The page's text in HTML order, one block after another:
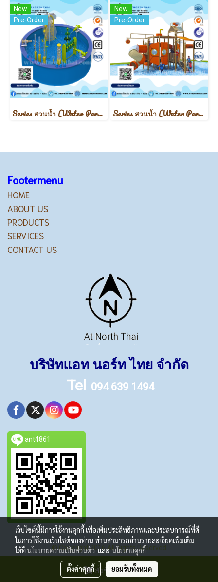
สั่งซื้อสินค้า
New
Pre-Order
Series สวนน้ำ (Water Park)
New
Pre-Order
Series สวนน้ำ (Water Park)
Footermenu
HOME
ABOUT US
PRODUCTS
SERVICES
CONTACT US
บริษัทแอท นอร์ท ไทย จำกัด
Tel 094 639 1494
ant4861
© Copyright 2016 All Rights Reserved
ผู้เข้าชมวันนี้ 248
เว็บไซต์นี้มีการใช้งานคุกกี้ เพื่อเพิ่มประสิทธิภาพและประสบการณ์ที่ดี
ในการใช้งานเว็บไซต์ของท่าน ท่านสามารถอ่านรายละเอียดเพิ่มเติม
ได้ที่นโยบายความเป็นส่วนตัวและนโยบายคุกกี้
ตั้งค่าคุกกี้ ยอมรับทั้งหมด